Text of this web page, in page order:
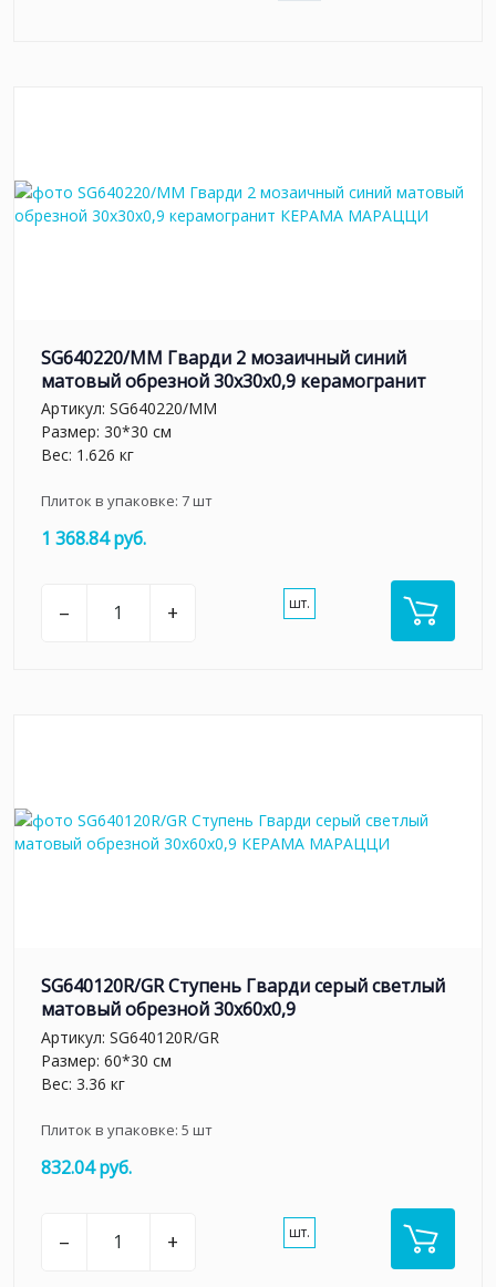
SG640220/MM Гварди 2 мозаичный синий
матовый обрезной 30x30x0,9 керамогранит
Артикул: SG640220/MM
Размер: 30*30 см
Вес: 1.626 кг
Плиток в упаковке: 7шт
1 368.84 руб.
– + шт.
SG640120R/GR Ступень Гварди серый светлый
матовый обрезной 30x60x0,9
Артикул: SG640120R/GR
Размер: 60*30 см
Вес: 3.36 кг
Плиток в упаковке: 5 шт
832.04 руб.
– + шт.